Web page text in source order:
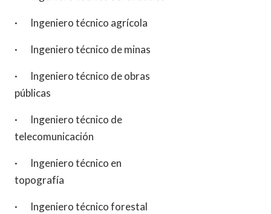
· Ingeniero técnico agrícola
· Ingeniero técnico de minas
· Ingeniero técnico de obras
públicas
· Ingeniero técnico de
telecomunicación
· Ingeniero técnico en
topografía
· Ingeniero técnico forestal